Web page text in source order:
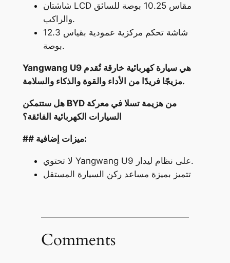
شاشتان LCD مقاس 10.25 بوصة للسائق
والراكب.
شاشة تحكم مركزية عمودية بقياس 12.3
بوصة.
Yangwang U9 هي سيارة كهربائية خارقة تُقدم
مزيجًا فريدًا من الأداء والقوة والذكاء والسلامة.
هل ستتمكن BYD من هزيمة تسلا في معركة
السيارات الكهربائية الفائقة؟
## ميزات إضافية:
لا تحتوي Yangwang U9 على نظام ليدار.
تتميز بميزة مساعد ركن السيارة المستقل
Comments